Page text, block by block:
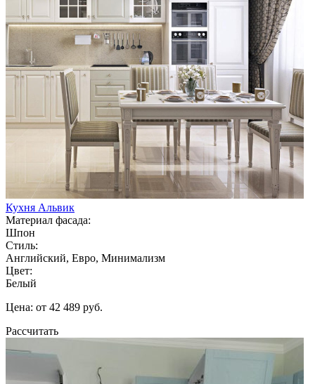
Кухня Альвик
Материал фасада:
Шпон
Стиль:
Английский, Евро, Минимализм
Цвет:
Белый
Цена: от 42 489 руб.
Рассчитать